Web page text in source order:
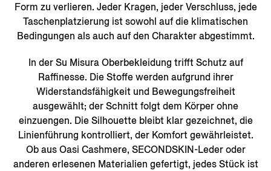
Form zu verlieren. Jeder Kragen, jeder Verschluss, jede
Taschenplatzierung ist sowohl auf die klimatischen
Bedingungen als auch auf den Charakter abgestimmt.
In der Su Misura Oberbekleidung trifft Schutz auf
Raffinesse. Die Stoffe werden aufgrund ihrer
Widerstandsfähigkeit und Bewegungsfreiheit
ausgewählt; der Schnitt folgt dem Körper ohne
einzuengen. Die Silhouette bleibt klar gezeichnet, die
Linienführung kontrolliert, der Komfort gewährleistet.
Ob aus Oasi Cashmere, SECONDSKIN-Leder oder
anderen erlesenen Materialien gefertigt, jedes Stück ist